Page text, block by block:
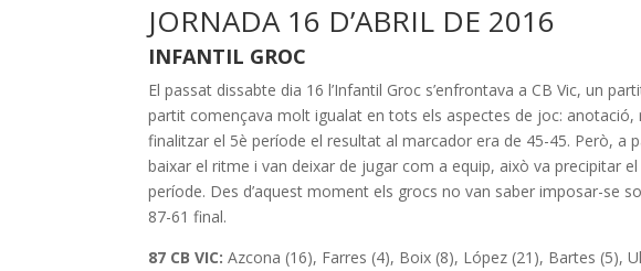
JORNADA 16 D’ABRIL DE 2016
INFANTIL GROC
El passat dissabte dia 16 l’Infantil Groc s’enfrontava a CB Vic, un
partit començava molt igualat en tots els aspectes de joc:
finalitzar el 5è període el resultat al marcador era de 45-45. Però, a
baixar el ritme i van deixar de jugar com a equip, això va precipitar
període. Des d’aquest moment els grocs no van saber imposar-se
87-61 final.
87 CB VIC: Azcona (16), Farres (4), Boix (8), López (21), Bartes (5),